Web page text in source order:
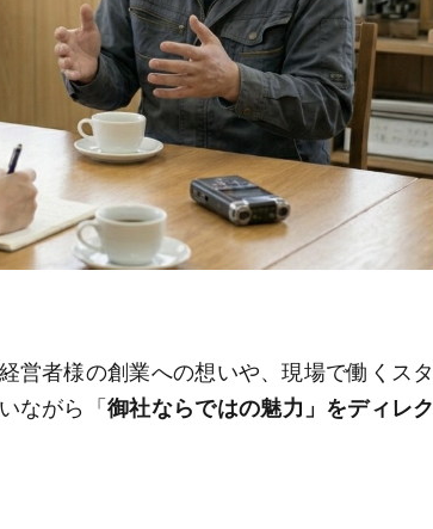
営者様の創業への想いや、現場で働くスタ
ながら「御社ならではの魅力」をディレク